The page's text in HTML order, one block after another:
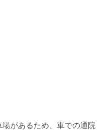
があるため、車での通院